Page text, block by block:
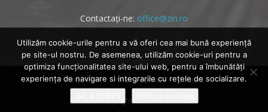
Contactați-ne: office@zin.ro
Despre noi Politica cookies Contact
© Copyright 2020 - Zin.ro
Utilizăm cookie-urile pentru a vă oferi cea mai bună experiență
pe site-ul nostru. De asemenea, utilizăm cookie-uri pentru a
optimiza funcţionalitatea site-ului web, pentru a îmbunătăţi
experienţa de navigare si integrarile cu reţele de socializare.